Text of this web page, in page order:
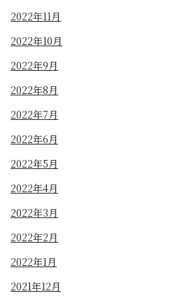
2022年11月
2022年10月
2022年9月
2022年8月
2022年7月
2022年6月
2022年5月
2022年4月
2022年3月
2022年2月
2022年1月
2021年12月